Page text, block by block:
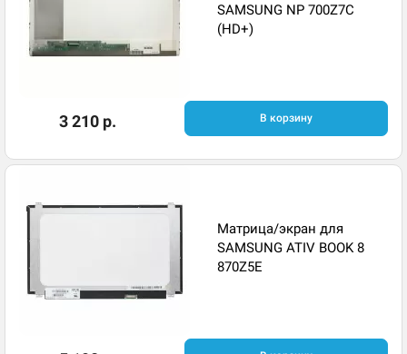
SAMSUNG NP 700Z7C
(HD+)
3 210 р. В корзину
Матрица/экран для
SAMSUNG ATIV BOOK 8
870Z5E